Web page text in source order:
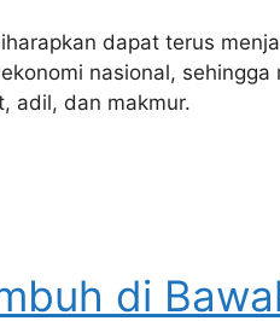
dapat terus
nasional, sehingga
adil, dan makmur.
di